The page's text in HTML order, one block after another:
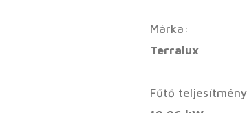
Márka:
Terralux
Fűtő